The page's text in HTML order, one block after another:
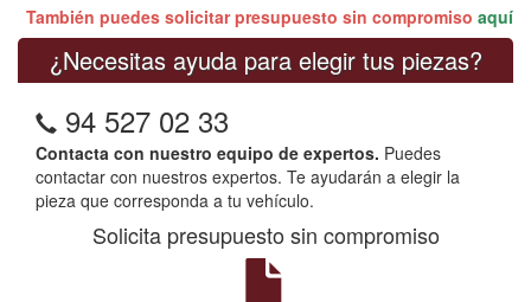
También puedes solicitar presupuesto sin compromiso aquí
¿Necesitas ayuda para elegir tus piezas?
94 527 02 33
Contacta con nuestro equipo de expertos. Puedes
contactar con nuestros expertos. Te ayudarán a elegir la
pieza que corresponda a tu vehículo.
Solicita presupuesto sin compromiso